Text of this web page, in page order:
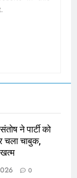
ने पार्टी को
चला चाबुक,
खत्म
0